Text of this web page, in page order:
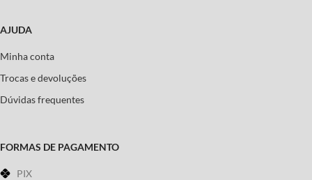
AJUDA
Minha conta
Trocas e devoluções
Dúvidas frequentes
FORMAS DE PAGAMENTO
PIX